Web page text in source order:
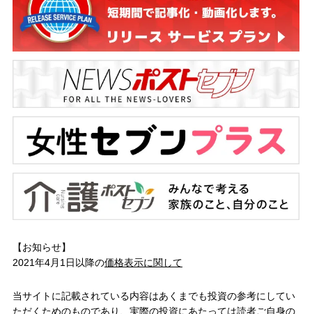
【お知らせ】
2021年4月1日以降の価格表示に関して
当サイトに記載されている内容はあくまでも投資の参考にしてい
ただくためのものであり、実際の投資にあたっては読者ご自身の